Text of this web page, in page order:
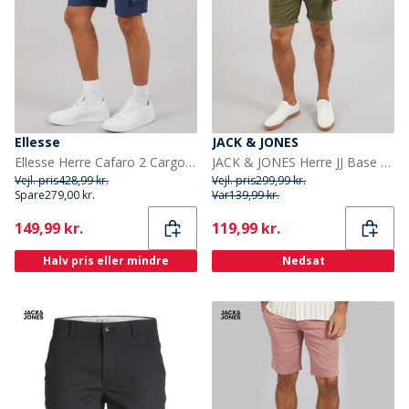
Ellesse
Ellesse Herre Cafaro 2 Cargo Shorts Navy
Vejl. pris428,99 kr.
Spare279,00 kr.
Current
149,99 kr.
Halv pris eller mindre
JACK & JONES
JACK & JONES Herre JJ Base Chino shorts Olivengrøn
Vejl. pris299,99 kr.
Var139,99 kr.
Current
119,99 kr.
Nedsat